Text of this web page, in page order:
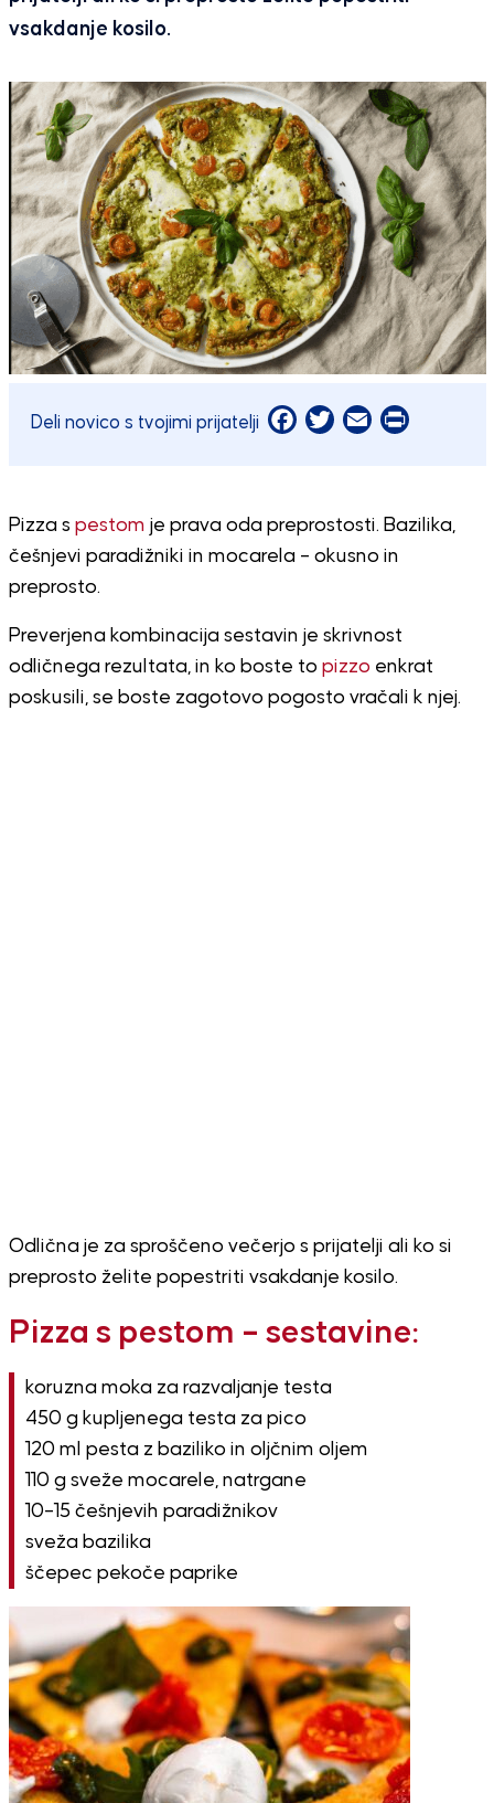
vsakdanje kosilo.
Deli novico s tvojimi prijatelji Facebook
Twitter
EmailPrint
Pizza s pestom je prava oda preprostosti. Bazilika,
češnjevi paradižniki in mocarela – okusno in
preprosto.
Preverjena kombinacija sestavin je skrivnost
odličnega rezultata, in ko boste to pizzo enkrat
poskusili, se boste zagotovo pogosto vračali k njej.
Odlična je za sproščeno večerjo s prijatelji ali ko si
preprosto želite popestriti vsakdanje kosilo.
Pizza s pestom – sestavine:
koruzna moka za razvaljanje testa
450 g kupljenega testa za pico
120 ml pesta z baziliko in oljčnim oljem
110 g sveže mocarele, natrgane
10–15 češnjevih paradižnikov
sveža bazilika
ščepec pekoče paprike